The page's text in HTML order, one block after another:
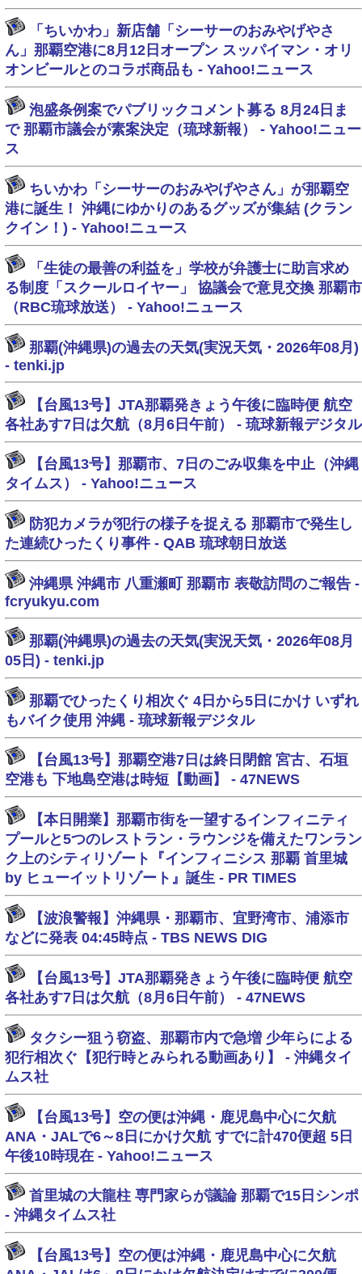
「ちいかわ」新店舗「シーサーのおみやげやさ
ん」那覇空港に8月12日オープン スッパイマン・オリ
オンビールとのコラボ商品も - Yahoo!ニュース
泡盛条例案でパブリックコメント募る 8月24日ま
で 那覇市議会が素案決定（琉球新報） - Yahoo!ニュー
ス
ちいかわ「シーサーのおみやげやさん」が那覇空
港に誕生！ 沖縄にゆかりのあるグッズが集結 (クラン
クイン！) - Yahoo!ニュース
「生徒の最善の利益を」学校が弁護士に助言求め
る制度「スクールロイヤー」 協議会で意見交換 那覇市
（RBC琉球放送） - Yahoo!ニュース
那覇(沖縄県)の過去の天気(実況天気・2026年08月)
- tenki.jp
【台風13号】JTA那覇発きょう午後に臨時便 航空
各社あす7日は欠航（8月6日午前） - 琉球新報デジタル
【台風13号】那覇市、7日のごみ収集を中止（沖縄
タイムス） - Yahoo!ニュース
防犯カメラが犯行の様子を捉える 那覇市で発生し
た連続ひったくり事件 - QAB 琉球朝日放送
沖縄県 沖縄市 八重瀬町 那覇市 表敬訪問のご報告 -
fcryukyu.com
那覇(沖縄県)の過去の天気(実況天気・2026年08月
05日) - tenki.jp
那覇でひったくり相次ぐ 4日から5日にかけ いずれ
もバイク使用 沖縄 - 琉球新報デジタル
【台風13号】那覇空港7日は終日閉館 宮古、石垣
空港も 下地島空港は時短【動画】 - 47NEWS
【本日開業】那覇市街を一望するインフィニティ
プールと5つのレストラン・ラウンジを備えたワンラン
ク上のシティリゾート『インフィニシス 那覇 首里城
by ヒューイットリゾート』誕生 - PR TIMES
【波浪警報】沖縄県・那覇市、宜野湾市、浦添市
などに発表 04:45時点 - TBS NEWS DIG
【台風13号】JTA那覇発きょう午後に臨時便 航空
各社あす7日は欠航（8月6日午前） - 47NEWS
タクシー狙う窃盗、那覇市内で急増 少年らによる
犯行相次ぐ【犯行時とみられる動画あり】 - 沖縄タイ
ムス社
【台風13号】空の便は沖縄・鹿児島中心に欠航
ANA・JALで6～8日にかけ欠航 すでに計470便超 5日
午後10時現在 - Yahoo!ニュース
首里城の大龍柱 専門家らが議論 那覇で15日シンポ
- 沖縄タイムス社
【台風13号】空の便は沖縄・鹿児島中心に欠航